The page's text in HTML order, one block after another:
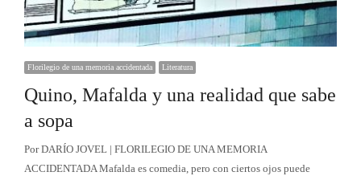
Florilegio de una memoria accidentada Literatura
Quino, Mafalda y una realidad que sabe
a sopa
Por DARÍO JOVEL | FLORILEGIO DE UNA MEMORIA
ACCIDENTADA Mafalda es comedia, pero con ciertos ojos puede